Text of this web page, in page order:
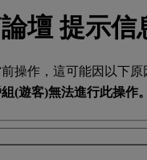
壇 提示信
操作，這可能因以下原
(遊客)無法進行此操作。